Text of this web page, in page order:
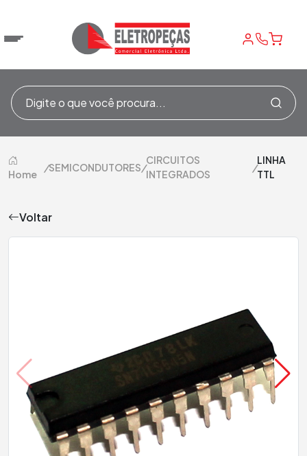
Home
/SEMICONDUTORES/
CIRCUITOS
INTEGRADOS
/
LINHA
TTL
Voltar